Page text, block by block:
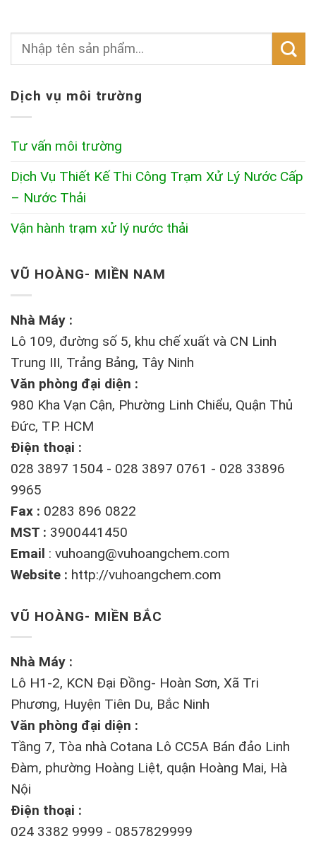
Dịch vụ môi trường
Tư vấn môi trường
Dịch Vụ Thiết Kế Thi Công Trạm Xử Lý Nước Cấp
– Nước Thải
Vận hành trạm xử lý nước thải
VŨ HOÀNG- MIỀN NAM
Nhà Máy :
Lô 109, đường số 5, khu chế xuất và CN Linh
Trung III, Trảng Bảng, Tây Ninh
Văn phòng đại diện :
980 Kha Vạn Cận, Phường Linh Chiểu, Quận Thủ
Đức, TP. HCM
Điện thoại :
028 3897 1504 - 028 3897 0761 - 028 33896
9965
Fax : 0283 896 0822
MST : 3900441450
Email : vuhoang@vuhoangchem.com
Website : http://vuhoangchem.com
VŨ HOÀNG- MIỀN BẮC
Nhà Máy :
Lô H1-2, KCN Đại Đồng- Hoàn Sơn, Xã Tri
Phương, Huyện Tiên Du, Bắc Ninh
Văn phòng đại diện :
Tầng 7, Tòa nhà Cotana Lô CC5A Bán đảo Linh
Đàm, phường Hoàng Liệt, quận Hoàng Mai, Hà
Nội
Điện thoại :
024 3382 9999 - 0857829999